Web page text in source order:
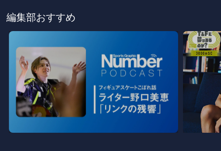
編集部おすすめ